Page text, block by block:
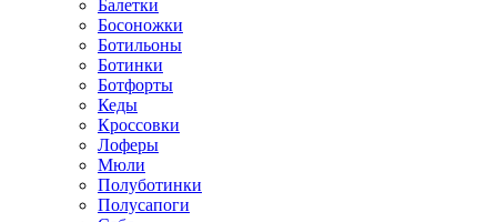
Балетки
Босоножки
Ботильоны
Ботинки
Ботфорты
Кеды
Кроссовки
Лоферы
Мюли
Полуботинки
Полусапоги